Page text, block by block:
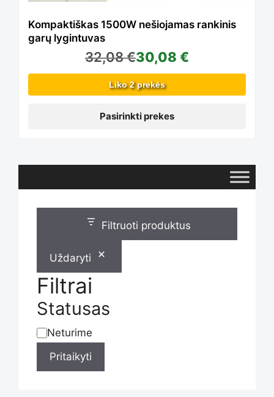
Kompaktiškas 1500W nešiojamas rankinis
garų lygintuvas
32,08€30,08 €
Liko 2 prekės
Pasirinkti prekes
The
options
be
chosen
on
the
product
page
Filtruoti produktus
Uždaryti
Filtrai
Statusas
Statusas
Neturime
Pritaikyti